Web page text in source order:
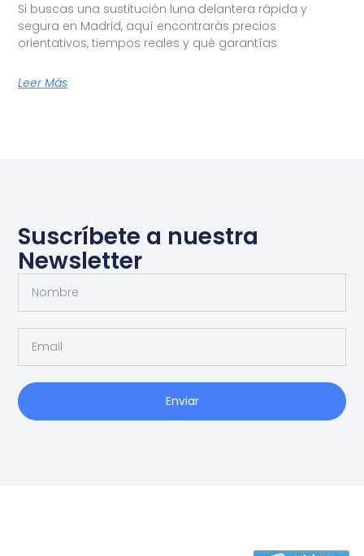
Si buscas una sustitución luna delantera rápida y
segura en Madrid, aquí encontrarás precios
orientativos, tiempos reales y qué garantías
Leer Más
Suscríbete a nuestra
Newsletter
Enviar